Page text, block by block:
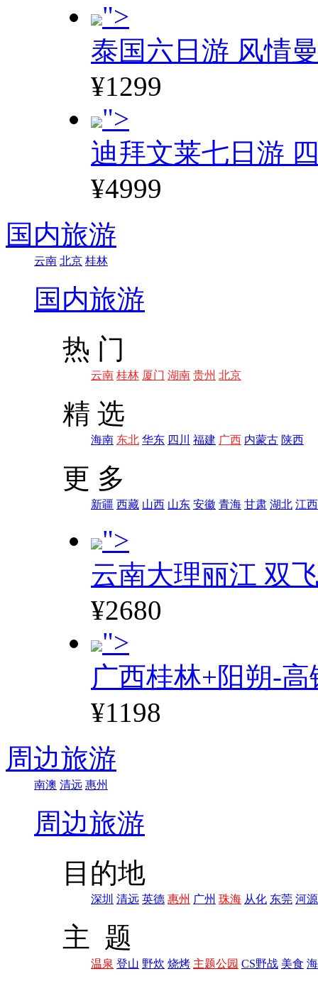
">
泰国六日游 风情
¥1299
">
迪拜文莱七日游
¥4999
国内旅游
云南 北京 桂林
国内旅游
热 门
云南 桂林 厦门 湖南 贵州 北京
精 选
海南 东北 华东 四川 福建 广西 内蒙古 陕西
更 多
新疆 西藏 山西 山东 安徽 青海 甘肃 湖北 江西
">
云南大理丽江 双
¥2680
">
广西桂林+阳朔-高
¥1198
周边旅游
南澳 清远 惠州
周边旅游
目的地
深圳 清远 英德 惠州 广州 珠海 从化 东莞 河源
主 题
温泉 登山 野炊 烧烤 主题公园 CS野战 美食